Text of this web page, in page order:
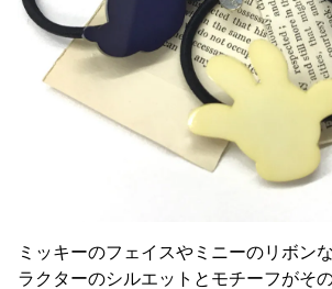
ミッキーのフェイスやミニーのリボン
ラクターのシルエットとモチーフがそ